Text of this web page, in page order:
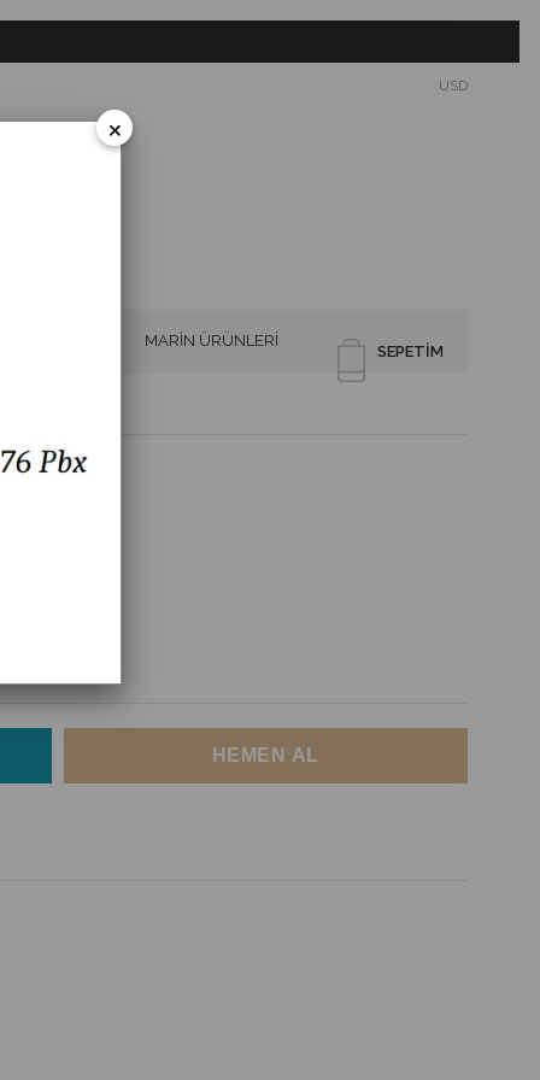
USD
SEPETIM
MARİN ÜRÜNLERİ
×